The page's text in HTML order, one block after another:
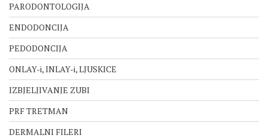
PARODONTOLOGIJA
ENDODONCIJA
PEDODONCIJA
ONLAY-i, INLAY-i, LJUSKICE
IZBJELJIVANJE ZUBI
PRF TRETMAN
DERMALNI FILERI